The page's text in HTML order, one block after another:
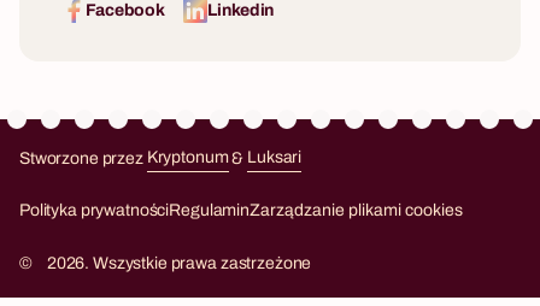
Facebook Linkedin
Stworzone przez Kryptonum& Luksari
Polityka prywatnościRegulaminZarządzanie plikami cookies
© 2026. Wszystkie prawa zastrzeżone